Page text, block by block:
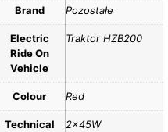
Brand Pozostałe
Electric
Ride On
Vehicle
Traktor HZB200
Colour Red
Technical
2x45W